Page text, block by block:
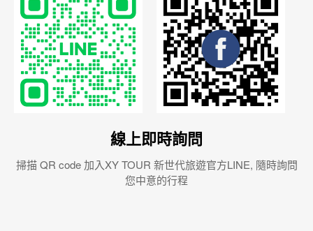
線上即時詢問
掃描 QR code 加入XY TOUR 新世代旅遊官方LINE, 隨時詢問
您中意的行程